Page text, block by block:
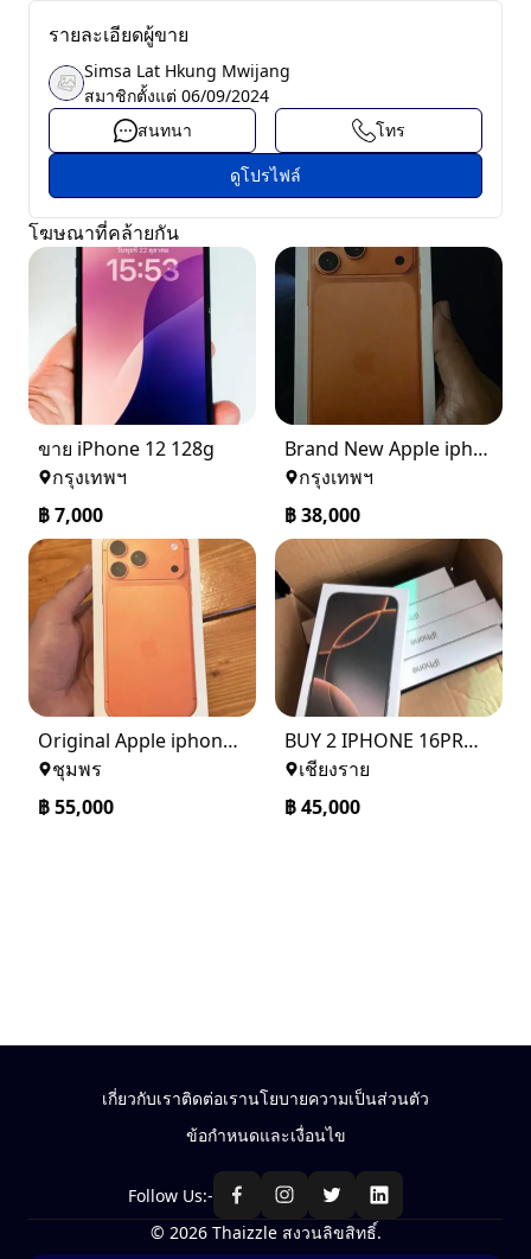
รายละเอียดผู้ขาย
Simsa Lat Hkung Mwijang
สมาชิกตั้งแต่ 06/09/2024
สนทนา
โทร
ดูโปรไฟล์
โฆษณาที่คล้ายกัน
ขาย iPhone 12 128g
กรุงเทพฯ
฿7,000
Brand New Apple iphone 17Pro Max 256GB Cosmic Orange
กรุงเทพฯ
฿38,000
Original Apple iphone 17 Pro Max Unlocked+ Warranty
ชุมพร
฿55,000
BUY 2 IPHONE 16PRO MAX AND GET 1 IPHONE 15 FOR FREE
เชียงราย
฿45,000
เกี่ยวกับเราติดต่อเรานโยบายความเป็นส่วนตัว
ข้อกำหนดและเงื่อนไข
Follow Us:-
© 2026 Thaizzle สงวนลิขสิทธิ์.